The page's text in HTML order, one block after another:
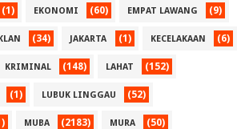
(1) EKONOMI (60) EMPAT LAWANG (9)
(34) JAKARTA (1) KECELAKAAN (6)
KRIMINAL (148) LAHAT (152)
(1) LUBUK LINGGAU (52)
MUBA (2183) MURA (50)